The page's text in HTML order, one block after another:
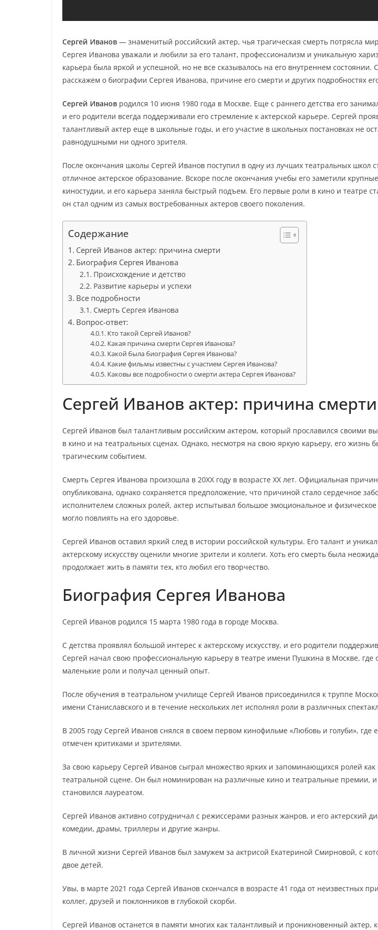
Сергей Иванов — знаменитый российский актер, чья трагическая смерть потрясла
Сергея Иванова уважали и любили за его талант, профессионализм и уникальную
карьера была яркой и успешной, но не все сказывалось на его внутреннем состоянии.
расскажем о биографии Сергея Иванова, причине его смерти и других подробностях
Сергей Иванов родился 10 июня 1980 года в Москве. Еще с раннего детства его
и его родители всегда поддерживали его стремление к актерской карьере. Сергей
талантливый актер еще в школьные годы, и его участие в школьных постановках не
равнодушными ни одного зрителя.
После окончания школы Сергей Иванов поступил в одну из лучших театральных школ
отличное актерское образование. Вскоре после окончания учебы его заметили
киностудии, и его карьера заняла быстрый подъем. Его первые роли в кино и театре
он стал одним из самых востребованных актеров своего поколения.
Содержание
Сергей Иванов актер: причина смерти
Биография Сергея Иванова
Происхождение и детство
Развитие карьеры и успехи
Все подробности
Смерть Сергея Иванова
Вопрос-ответ:
Кто такой Сергей Иванов?
Какая причина смерти Сергея Иванова?
Какой была биография Сергея Иванова?
Какие фильмы известны с участием Сергея Иванова?
Каковы все подробности о смерти актера Сергея Иванова?
Сергей Иванов актер: причина смерти
Сергей Иванов был талантливым российским актером, который прославился своими
в кино и на театральных сценах. Однако, несмотря на свою яркую карьеру, его жизнь
трагическим событием.
Смерть Сергея Иванова произошла в 20XX году в возрасте XX лет. Официальная
опубликована, однако сохраняется предположение, что причиной стало сердечное
исполнителем сложных ролей, актер испытывал большое эмоциональное и
могло повлиять на его здоровье.
Сергей Иванов оставил яркий след в истории российской культуры. Его талант и
актерскому искусству оценили многие зрители и коллеги. Хоть его смерть была
продолжает жить в памяти тех, кто любил его творчество.
Биография Сергея Иванова
Сергей Иванов родился 15 марта 1980 года в городе Москва.
С детства проявлял большой интерес к актерскому искусству, и его родители
Сергей начал свою профессиональную карьеру в театре имени Пушкина в Москве, где
маленькие роли и получал ценный опыт.
После обучения в театральном училище Сергей Иванов присоединился к труппе
имени Станиславского и в течение нескольких лет исполнял роли в различных
В 2005 году Сергей Иванов снялся в своем первом кинофильме «Любовь и голуби», где
отмечен критиками и зрителями.
За свою карьеру Сергей Иванов сыграл множество ярких и запоминающихся ролей как
театральной сцене. Он был номинирован на различные кино и театральные премии, и
становился лауреатом.
Сергей Иванов активно сотрудничал с режиссерами разных жанров, и его актерский
комедии, драмы, триллеры и другие жанры.
В личной жизни Сергей Иванов был замужем за актрисой Екатериной Смирновой, с
двое детей.
Увы, в марте 2021 года Сергей Иванов скончался в возрасте 41 года от неизвестных
коллег, друзей и поклонников в глубокой скорби.
Сергей Иванов останется в памяти многих как талантливый и проникновенный актер,